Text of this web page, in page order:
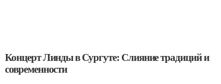
Концерт Линды в Сургуте: Слияние традиций и
современности